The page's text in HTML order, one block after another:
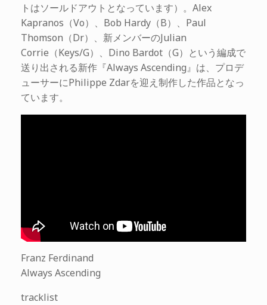
トはソールドアウトとなっています）。Alex
Kapranos（Vo）、Bob Hardy（B）、Paul
Thomson（Dr）、新メンバーのJulian
Corrie（Keys/G）、Dino Bardot（G）という編成で
送り出される新作『Always Ascending』は、プロデ
ューサーにPhilippe Zdarを迎え制作した作品となっ
ています。
Franz Ferdinand
Always Ascending
tracklist